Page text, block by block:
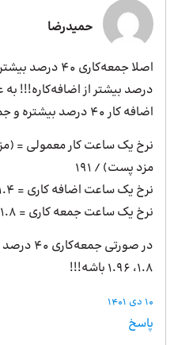
حمیدرضا
درصد بیشتر از اضافه‌کاره!!!
اضافه کار 40 درصد بیشتره و جمعه کاری 80 درصد:
نرخ یک ساعت کار معمولی =
مزد پست) / 191
نرخ یک ساعت اضافه کاری = 1.4 * نرخ یک ساعت کار معمولی
نرخ یک ساعت جمعه کاری = 1.8 * نرخ یک ساعت کار معمولی
در
1.8، 1.96 باشه!!!
10 دی 1401
پاسخ